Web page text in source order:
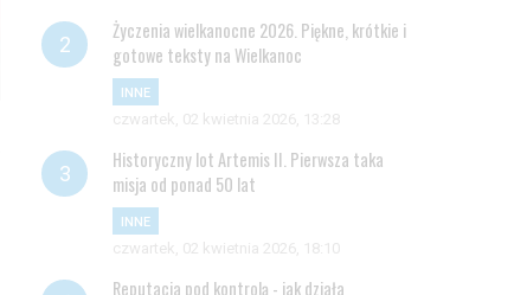
Życzenia wielkanocne 2026. Piękne, krótkie i
gotowe teksty na Wielkanoc
INNE
czwartek, 02 kwietnia 2026, 13:28
Historyczny lot Artemis II. Pierwsza taka
misja od ponad 50 lat
INNE
czwartek, 02 kwietnia 2026, 18:10
Reputacja pod kontrolą - jak działa